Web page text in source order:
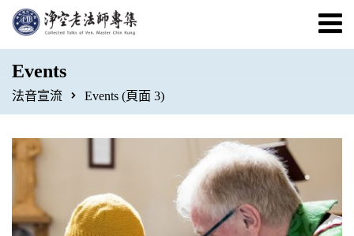
Events
法音宣流 Events (頁面 3)